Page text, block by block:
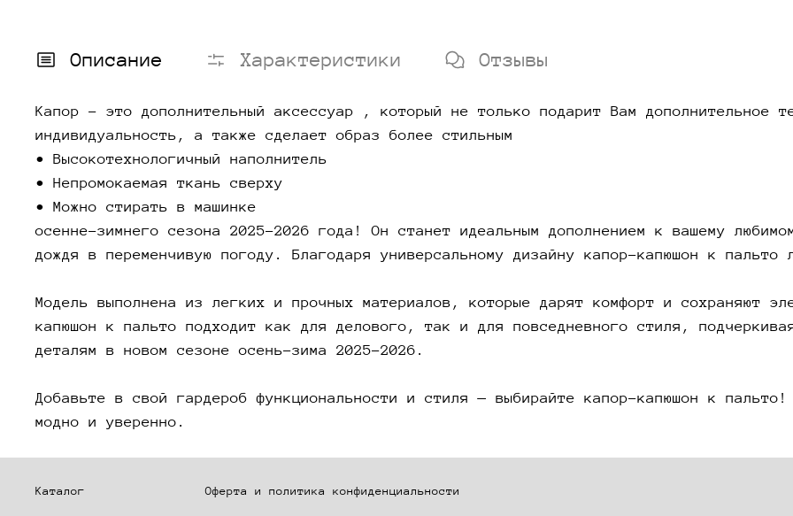
Описание Характеристики Отзывы
Капор - это дополнительный аксессуар , который не только подарит Вам дополнительное
индивидуальность, а также сделает образ более стильным
• Высокотехнологичный наполнитель
• Непромокаемая ткань сверху
• Можно стирать в машинке
осенне-зимнего сезона 2025-2026 года! Он станет идеальным дополнением к вашему
дождя в переменчивую погоду. Благодаря универсальному дизайну капор-капюшон к пальто
Модель выполнена из легких и прочных материалов, которые дарят комфорт и сохраняют
капюшон к пальто подходит как для делового, так и для повседневного стиля,
деталям в новом сезоне осень-зима 2025-2026.
Добавьте в свой гардероб функциональности и стиля — выбирайте капор-капюшон к
модно и уверенно.
Каталог Оферта и политика конфиденциальности